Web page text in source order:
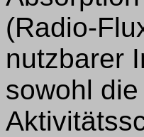
(Radio-
nutzbarer
sowohl